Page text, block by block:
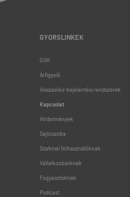
GYORSLINKEK
GVH
Árfigyelő
Visszaélés-bejelentési rendszerek
Kapcsolat
Hirdetmények
Sajtószoba
Szakmai felhasználóknak
Vállalkozásoknak
Fogyasztóknak
Podcast